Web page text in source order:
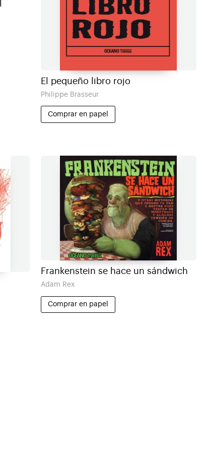
El pequeño libro rojo
Philippe Brasseur
Comprar en papel
Frankenstein se hace un sándwich
Adam Rex
Comprar en papel